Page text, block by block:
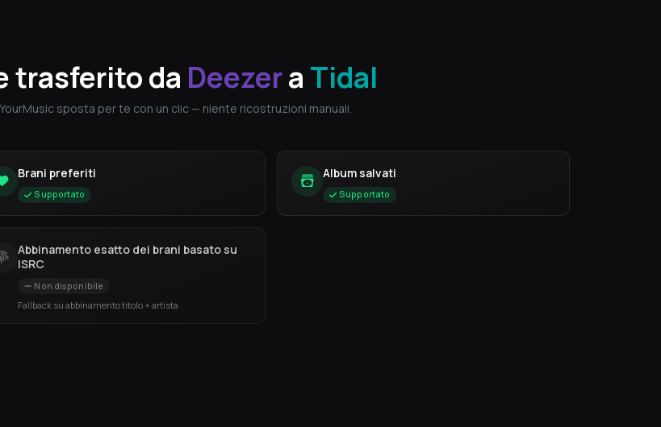
trasferito da Deezera Tidal
sposta per te con un clic — niente ricostruzioni manuali.
Brani preferiti
Supportato
Album salvati
Supportato
Abbinamento esatto dei brani basato su
ISRC
Non disponibile
Fallback su abbinamento titolo + artista